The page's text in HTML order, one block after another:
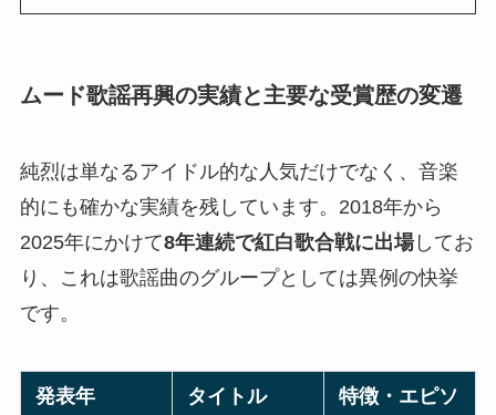
ムード歌謡再興の実績と主要な受賞歴の変遷
純烈は単なるアイドル的な人気だけでなく、音楽
的にも確かな実績を残しています。2018年から
2025年にかけて8年連続で紅白歌合戦に出場してお
り、これは歌謡曲のグループとしては異例の快挙
です。
発表年 タイトル 特徴・エピソ